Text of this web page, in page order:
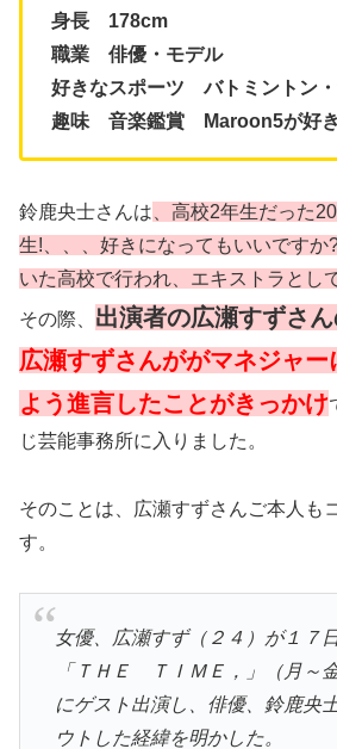
身長 178cm
職業 俳優・モデル
好きなスポーツ バトミントン
趣味 音楽鑑賞 Maroon5が好
鈴鹿央士さんは 、高校2年生だった
生!、、、好きになってもいいですか
いた高校で行われ、エキストラとし
その際、 出演者の広瀬すずさん
広瀬すずさんががマネジャー
よう進言したことがきっかけ
じ芸能事務所に入りました。
そのことは、広瀬すずさんご本人も
す。
女優、広瀬すず（２４）が１７
「ＴＨＥ ＴＩＭＥ，」（月～
にゲスト出演し、俳優、鈴鹿央
ウトした経緯を明かした。